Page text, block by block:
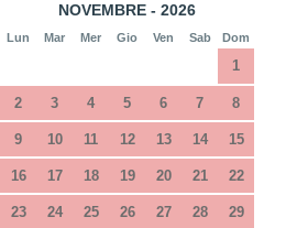
NOVEMBRE - 2026
Lun Mar Mer Gio Ven Sab Dom
1
2 3 4 5 6 7 8
9 10 11 12 13 14 15
16 17 18 19 20 21 22
23 24 25 26 27 28 29